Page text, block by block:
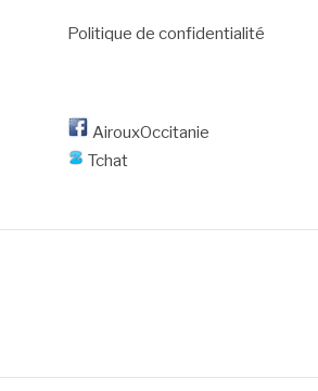
Politique de confidentialité
AirouxOccitanie
Tchat